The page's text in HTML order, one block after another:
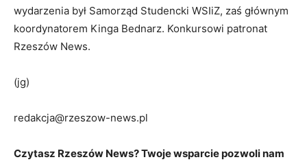
wydarzenia był Samorząd Studencki WSIiZ, zaś głównym
koordynatorem Kinga Bednarz. Konkursowi patronat
Rzeszów News.
(jg)
redakcja@rzeszow-news.pl
Czytasz Rzeszów News? Twoje wsparcie pozwoli nam